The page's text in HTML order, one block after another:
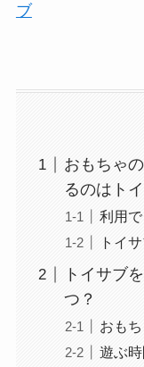
ブ
おもちゃ
るのはト
利用
トイ
トイサブ
つ？
おも
遊ぶ